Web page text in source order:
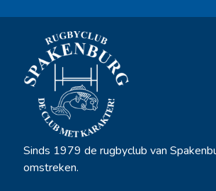
Sinds 1979 de rugbyclub van
omstreken.